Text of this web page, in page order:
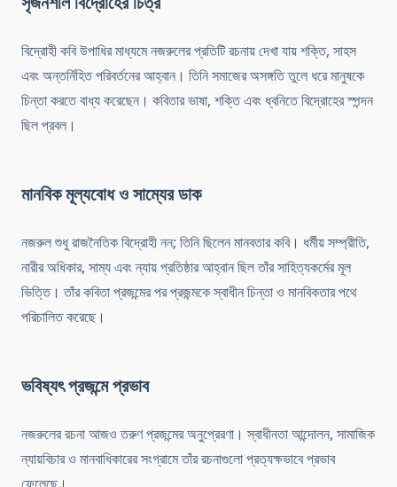
বিদ্রোহী কবি উপাধির মাধ্যমে নজরুলের প্রতিটি রচনায় দেখা যায় শক্তি, সাহস
এবং অন্তর্নিহিত পরিবর্তনের আহ্বান। তিনি সমাজের অসঙ্গতি তুলে ধরে মানুষকে
চিন্তা করতে বাধ্য করেছেন। কবিতার ভাষা, শক্তি এবং ধ্বনিতে বিদ্রোহের স্পন্দন
ছিল প্রবল।
মানবিক মূল্যবোধ ও সাম্যের ডাক
নজরুল শুধু রাজনৈতিক বিদ্রোহী নন; তিনি ছিলেন মানবতার কবি। ধর্মীয় সম্প্রীতি,
নারীর অধিকার, সাম্য এবং ন্যায় প্রতিষ্ঠার আহ্বান ছিল তাঁর সাহিত্যকর্মের মূল
ভিত্তি। তাঁর কবিতা প্রজন্মের পর প্রজন্মকে স্বাধীন চিন্তা ও মানবিকতার পথে
পরিচালিত করেছে।
ভবিষ্যৎ প্রজন্মে প্রভাব
নজরুলের রচনা আজও তরুণ প্রজন্মের অনুপ্রেরণা। স্বাধীনতা আন্দোলন, সামাজিক
ন্যায়বিচার ও মানবাধিকারের সংগ্রামে তাঁর রচনাগুলো প্রত্যক্ষভাবে প্রভাব